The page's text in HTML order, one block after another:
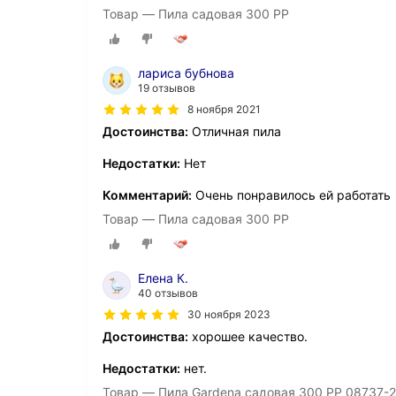
Товар — Пила садовая 300 PP
лариса бубнова
19 отзывов
8 ноября 2021
Достоинства: Отличная пила
Недостатки: Нет
Комментарий: Очень понравилось ей работать
Товар — Пила садовая 300 PP
Елена К.
40 отзывов
30 ноября 2023
Достоинства: хорошее качество.
Недостатки: нет.
Товар — Пила Gardena садовая 300 PP 08737-